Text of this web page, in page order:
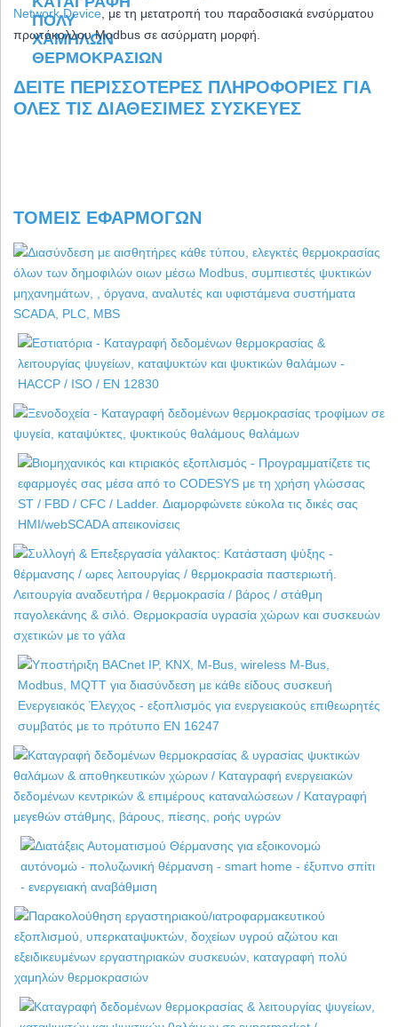
Network Device , με τη μετατροπή του παραδοσιακά ενσύρματου
πρωτόκολλου Modbus σε ασύρματη μορφή.
ΔΕΊΤΕ ΠΕΡΙΣΣΌΤΕΡΕΣ ΠΛΗΡΟΦΟΡΊΕΣ ΓΙΑ
ΌΛΕΣ ΤΙΣ ΔΙΑΘΈΣΙΜΕΣ ΣΥΣΚΕΥΈΣ
ΤΟΜΕΊΣ ΕΦΑΡΜΟΓΏΝ